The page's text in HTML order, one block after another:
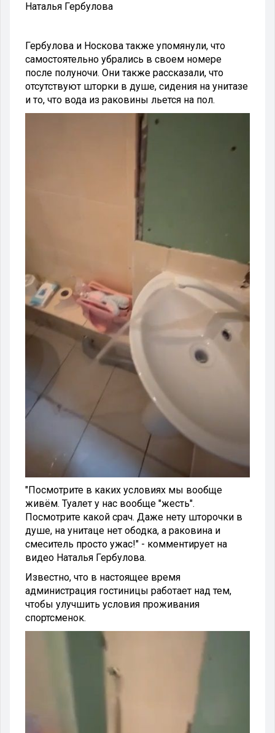
Наталья Гербулова
Гербулова и Носкова также упомянули, что
самостоятельно убрались в своем номере
после полуночи. Они также рассказали, что
отсутствуют шторки в душе, сидения на унитазе
и то, что вода из раковины льется на пол.
"Посмотрите в каких условиях мы вообще
живём. Туалет у нас вообще "жесть".
Посмотрите какой срач. Даже нету шторочки в
душе, на унитаце нет ободка, а раковина и
смеситель просто ужас!" - комментирует на
видео Наталья Гербулова.
Известно, что в настоящее время
администрация гостиницы работает над тем,
чтобы улучшить условия проживания
спортсменок.